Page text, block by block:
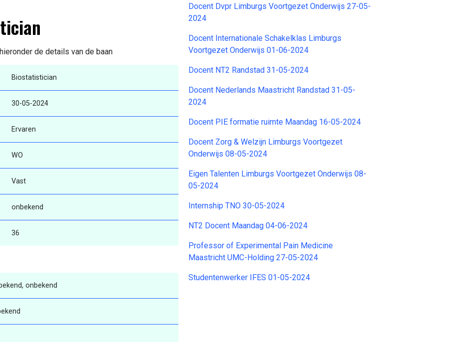
de details van de baan
Biostatistician
30-05-2024
Ervaren
WO
Vast
onbekend
36
onbekend
Docent Dvpr Limburgs Voortgezet Onderwijs 27-05-
2024
Docent Internationale Schakelklas Limburgs
Voortgezet Onderwijs 01-06-2024
Docent NT2 Randstad 31-05-2024
Docent Nederlands Maastricht Randstad 31-05-
2024
Docent PIE formatie ruimte Maandag 16-05-2024
Docent Zorg & Welzijn Limburgs Voortgezet
Onderwijs 08-05-2024
Eigen Talenten Limburgs Voortgezet Onderwijs 08-
05-2024
Internship TNO 30-05-2024
NT2 Docent Maandag 04-06-2024
Professor of Experimental Pain Medicine
Maastricht UMC-Holding 27-05-2024
Studentenwerker IFES 01-05-2024